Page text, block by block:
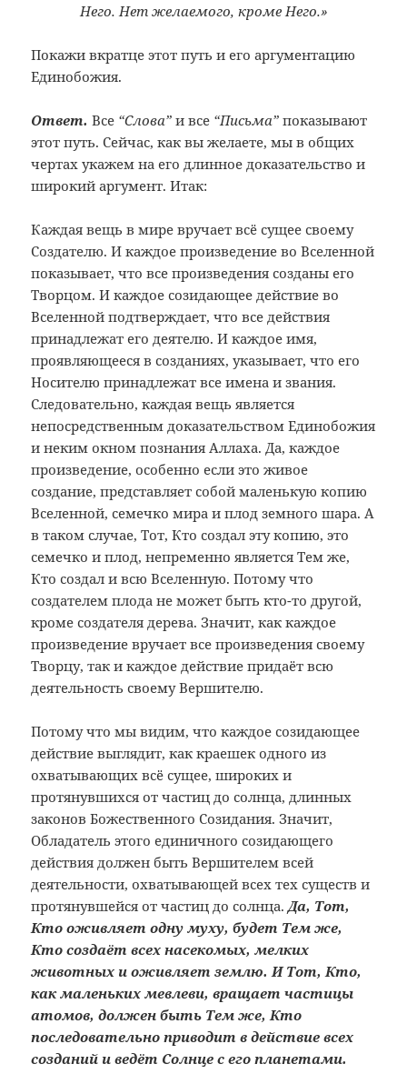
Него. Нет желаемого, кроме Него.»
Покажи вкратце этот путь и его аргументацию
Единобожия.
Ответ. Все “Слова” и все “Письма” показывают
этот путь. Сейчас, как вы желаете, мы в общих
чертах укажем на его длинное доказательство и
широкий аргумент. Итак:
Каждая вещь в мире вручает всё сущее своему
Создателю. И каждое произведение во Вселенной
показывает, что все произведения созданы его
Творцом. И каждое созидающее действие во
Вселенной подтверждает, что все действия
принадлежат его деятелю. И каждое имя,
проявляющееся в созданиях, указывает, что его
Носителю принадлежат все имена и звания.
Следовательно, каждая вещь является
непосредственным доказательством Единобожия
и неким окном познания Аллаха. Да, каждое
произведение, особенно если это живое
создание, представляет собой маленькую копию
Вселенной, семечко мира и плод земного шара. А
в таком случае, Тот, Кто создал эту копию, это
семечко и плод, непременно является Тем же,
Кто создал и всю Вселенную. Потому что
создателем плода не может быть кто-то другой,
кроме создателя дерева. Значит, как каждое
произведение вручает все произведения своему
Творцу, так и каждое действие придаёт всю
деятельность своему Вершителю.
Потому что мы видим, что каждое созидающее
действие выглядит, как краешек одного из
охватывающих всё сущее, широких и
протянувшихся от частиц до солнца, длинных
законов Божественного Созидания. Значит,
Обладатель этого единичного созидающего
действия должен быть Вершителем всей
деятельности, охватывающей всех тех существ и
протянувшейся от частиц до солнца.Да, Тот,
Кто оживляет одну муху, будет Тем же,
Кто создаёт всех насекомых, мелких
животных и оживляет землю. И Тот, Кто,
как маленьких мевлеви, вращает частицы
атомов, должен быть Тем же, Кто
последовательно приводит в действие всех
созданий и ведёт Солнце с его планетами.